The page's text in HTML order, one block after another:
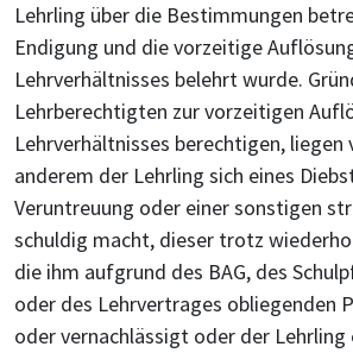
Lehrling über die Bestimmungen
Endigung und die vorzeitige
Lehrverhältnisses belehrt wurde.
Lehrberechtigten zur vorzeitigen
Lehrverhältnisses berechtigen, liegen
anderem der Lehrling sich eines
Veruntreuung oder einer sonstigen
schuldig macht, dieser trotz
die ihm aufgrund des BAG, des
oder des Lehrvertrages obliegenden
oder vernachlässigt oder der Lehrling